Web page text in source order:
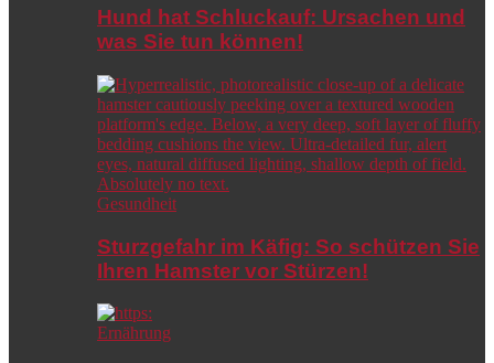
Hund hat Schluckauf: Ursachen und
was Sie tun können!
Gesundheit
Sturzgefahr im Käfig: So schützen Sie
Ihren Hamster vor Stürzen!
Ernährung